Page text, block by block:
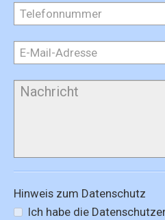
Hinweis zum Datenschutz
Ich habe die